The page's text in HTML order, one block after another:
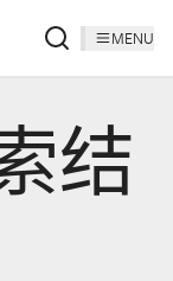
MENU
结